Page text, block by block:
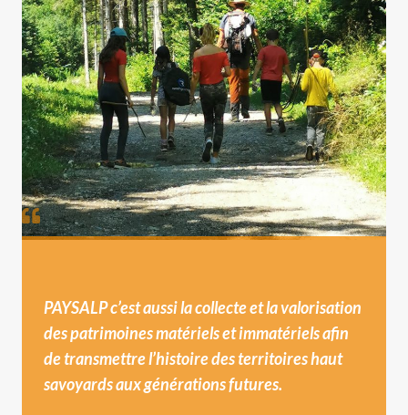
PAYSALP c’est aussi la collecte et la valorisation
des patrimoines matériels et immatériels afin
de transmettre l’histoire des territoires haut
savoyards aux générations futures.